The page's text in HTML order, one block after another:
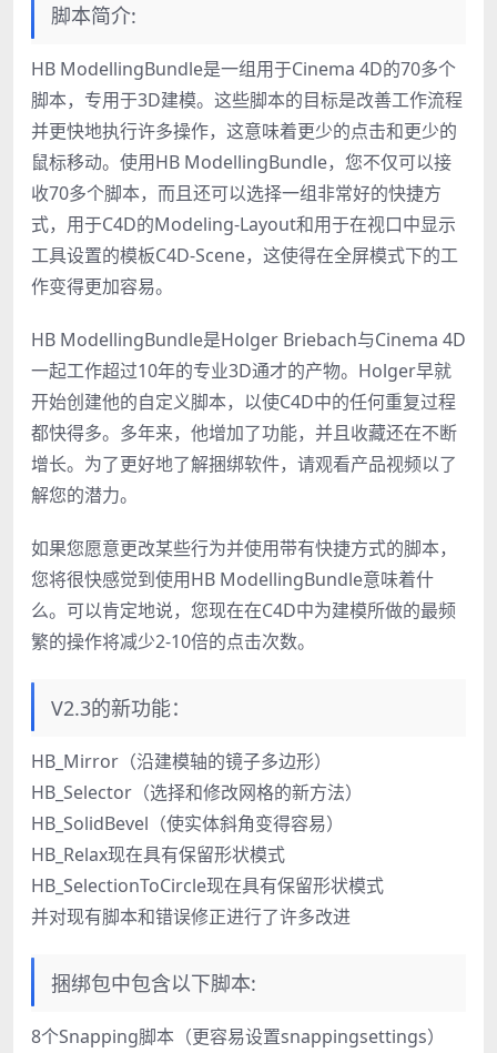
脚本简介:
HB ModellingBundle是一组用于Cinema 4D的70多个
脚本，专用于3D建模。这些脚本的目标是改善工作流程
并更快地执行许多操作，这意味着更少的点击和更少的
鼠标移动。使用HB ModellingBundle，您不仅可以接
收70多个脚本，而且还可以选择一组非常好的快捷方
式，用于C4D的Modeling-Layout和用于在视口中显示
工具设置的模板C4D-Scene，这使得在全屏模式下的工
作变得更加容易。
HB ModellingBundle是Holger Briebach与Cinema 4D
一起工作超过10年的专业3D通才的产物。Holger早就
开始创建他的自定义脚本，以使C4D中的任何重复过程
都快得多。多年来，他增加了功能，并且收藏还在不断
增长。为了更好地了解捆绑软件，请观看产品视频以了
解您的潜力。
如果您愿意更改某些行为并使用带有快捷方式的脚本，
您将很快感觉到使用HB ModellingBundle意味着什
么。可以肯定地说，您现在在C4D中为建模所做的最频
繁的操作将减少2-10倍的点击次数。
V2.3的新功能：
HB_Mirror（沿建模轴的镜子多边形）
HB_Selector（选择和修改网格的新方法）
HB_SolidBevel（使实体斜角变得容易）
HB_Relax现在具有保留形状模式
HB_SelectionToCircle现在具有保留形状模式
并对现有脚本和错误修正进行了许多改进
捆绑包中包含以下脚本:
8个Snapping脚本（更容易设置snappingsettings）